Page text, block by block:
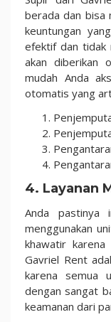
berada dan bisa
keuntungan
efektif dan tidak
akan diberikan
mudah Anda
otomatis yang
4. Layanan
Anda pastinya
menggunakan
khawatir
Gavriel Rent
karena semua
dengan sangat
keamanan dari